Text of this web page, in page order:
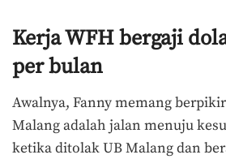
Kerja WFH bergaji
per bulan
Awalnya, Fanny memang
Malang adalah jalan menuju
ketika ditolak UB Malang dan